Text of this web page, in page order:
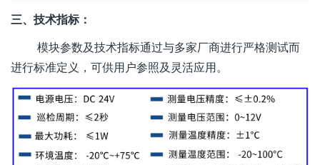
三、技术指标：
模块参数及技术指标通过与多家厂商进行严格测试而
进行标准定义，可供用户参照及灵活应用。